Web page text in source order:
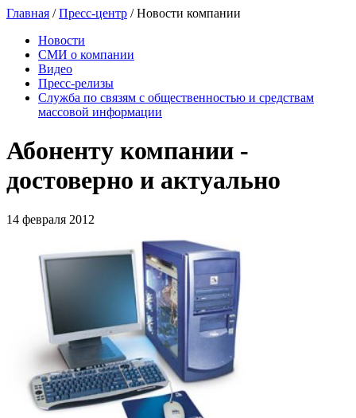
Главная /Пресс-центр / Новости компании
Новости
СМИ о компании
Видео
Пресс-релизы
Служба по связям с общественностью и средствам
массовой информации
Абоненту компании -
достоверно и актуально
14 февраля 2012